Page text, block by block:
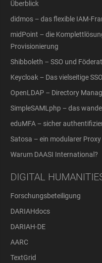
Überblick
didmos – das flexible IAM-
midPoint – die
Provisionierung
Shibboleth – SSO und
Keycloak – Das vielseitige
OpenLDAP – Directory
SimpleSAMLphp – das
eduMFA – sicher
Satosa – ein modularer Proxy
Warum DAASI International?
DIGITAL
Forschungsbeteiligung
DARIAHdocs
DARIAH-DE
AARC
TextGrid